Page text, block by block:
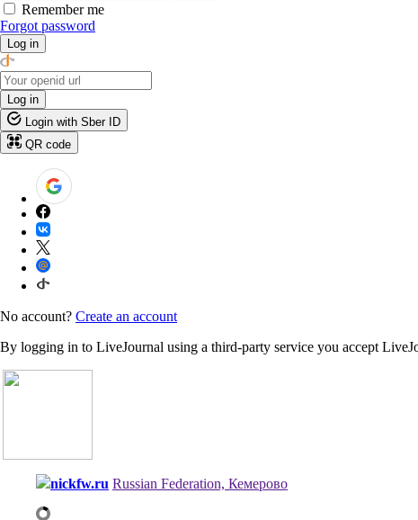
Remember me
Forgot password
Log in
Log in
Login with Sber ID
QR code
No account? Create an account
By logging in to LiveJournal using a third-party service you accept
nickfw.ru Russian Federation, Кемерово